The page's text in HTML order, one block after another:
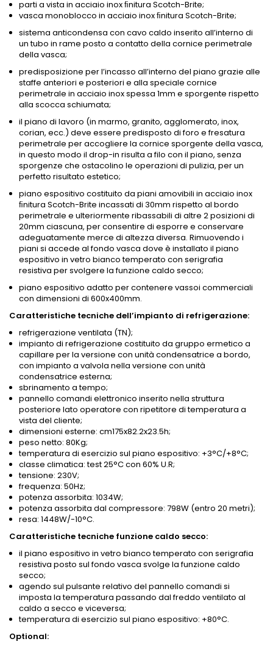
parti a vista in acciaio inox ﬁnitura Scotch-Brite;
vasca monoblocco in acciaio inox ﬁnitura Scotch-Brite;
sistema anticondensa con cavo caldo inserito all’interno di
un tubo in rame posto a contatto della cornice perimetrale
della vasca;
predisposizione per l’incasso all’interno del piano grazie alle
staffe anteriori e posteriori e alla speciale cornice
perimetrale in acciaio inox spessa 1mm e sporgente rispetto
alla scocca schiumata;
il piano di lavoro (in marmo, granito, agglomerato, inox,
corian, ecc.) deve essere predisposto di foro e fresatura
perimetrale per accogliere la cornice sporgente della vasca,
in questo modo il drop-in risulta a filo con il piano, senza
sporgenze che ostacolino le operazioni di pulizia, per un
perfetto risultato estetico;
piano espositivo costituito da piani amovibili in acciaio inox
ﬁnitura Scotch-Brite incassati di 30mm rispetto al bordo
perimetrale e ulteriormente ribassabili di altre 2 posizioni di
20mm ciascuna, per consentire di esporre e conservare
adeguatamente merce di altezza diversa. Rimuovendo i
piani si accede al fondo vasca dove è installato il piano
espositivo in vetro bianco temperato con serigrafia
resistiva per svolgere la funzione caldo secco;
piano espositivo adatto per contenere vassoi commerciali
con dimensioni di 600x400mm.
Caratteristiche tecniche dell’impianto di refrigerazione:
refrigerazione ventilata (TN);
impianto di refrigerazione costituito da gruppo ermetico a
capillare per la versione con unità condensatrice a bordo,
con impianto a valvola nella versione con unità
condensatrice esterna;
sbrinamento a tempo;
pannello comandi elettronico inserito nella struttura
posteriore lato operatore con ripetitore di temperatura a
vista del cliente;
dimensioni esterne: cm175x82.2x23.5h;
peso netto: 80Kg;
temperatura di esercizio sul piano espositivo: +3°C/+8°C;
classe climatica: test 25°C con 60% U.R;
tensione: 230V;
frequenza: 50Hz;
potenza assorbita: 1034W;
potenza assorbita dal compressore: 798W (entro 20 metri);
resa: 1448W/-10°C.
Caratteristiche tecniche funzione caldo secco:
il piano espositivo in vetro bianco temperato con serigrafia
resistiva posto sul fondo vasca svolge la funzione caldo
secco;
agendo sul pulsante relativo del pannello comandi si
imposta la temperatura passando dal freddo ventilato al
caldo a secco e viceversa;
temperatura di esercizio sul piano espositivo: +80°C.
Optional: